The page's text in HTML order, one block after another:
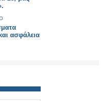
ασφάλεια